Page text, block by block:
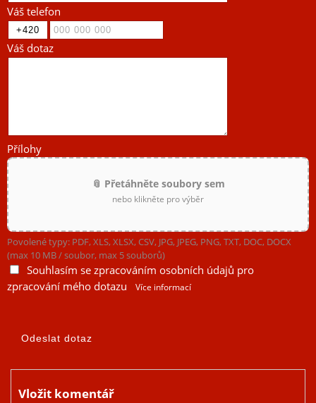
Váš telefon
Váš dotaz
Přílohy
📎 Přetáhněte soubory sem
nebo klikněte pro výběr
Povolené typy: PDF, XLS, XLSX, CSV, JPG, JPEG, PNG, TXT, DOC, DOCX
(max 10 MB / soubor, max 5 souborů)
Souhlasím se zpracováním osobních údajů pro
zpracování mého dotazu
Více informací
Vložit komentář